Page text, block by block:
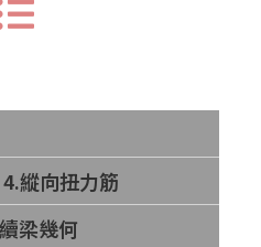
縱向扭力筋
梁幾何